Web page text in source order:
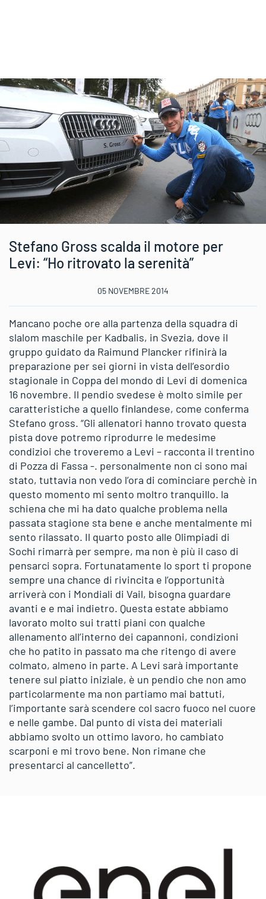
Stefano Gross scalda il motore per
Levi: “Ho ritrovato la serenità”
05 NOVEMBRE 2014
Mancano poche ore alla partenza della squadra di
slalom maschile per Kadbalis, in Svezia, dove il
gruppo guidato da Raimund Plancker rifinirà la
preparazione per sei giorni in vista dell’esordio
stagionale in Coppa del mondo di Levi di domenica
16 novembre. Il pendio svedese è molto simile per
caratteristiche a quello finlandese, come conferma
Stefano gross. “Gli allenatori hanno trovato questa
pista dove potremo riprodurre le medesime
condizioi che troveremo a Levi – racconta il trentino
di Pozza di Fassa -. personalmente non ci sono mai
stato, tuttavia non vedo l’ora di cominciare perchè in
questo momento mi sento moltro tranquillo. la
schiena che mi ha dato qualche problema nella
passata stagione sta bene e anche mentalmente mi
sento rilassato. Il quarto posto alle Olimpiadi di
Sochi rimarrà per sempre, ma non è più il caso di
pensarci sopra. Fortunatamente lo sport ti propone
sempre una chance di rivincita e l’opportunità
arriverà con i Mondiali di Vail, bisogna guardare
avanti e e mai indietro. Questa estate abbiamo
lavorato molto sui tratti piani con qualche
allenamento all’interno dei capannoni, condizioni
che ho patito in passato ma che ritengo di avere
colmato, almeno in parte. A Levi sarà importante
tenere sul piatto iniziale, è un pendio che non amo
particolarmente ma non partiamo mai battuti,
l’importante sarà scendere col sacro fuoco nel cuore
e nelle gambe. Dal punto di vista dei materiali
abbiamo svolto un ottimo lavoro, ho cambiato
scarponi e mi trovo bene. Non rimane che
presentarci al cancelletto”.